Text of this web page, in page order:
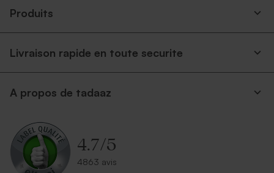
Produits
Livraison rapide en toute securite
A propos de tadaaz
4.7/5
4863 avis